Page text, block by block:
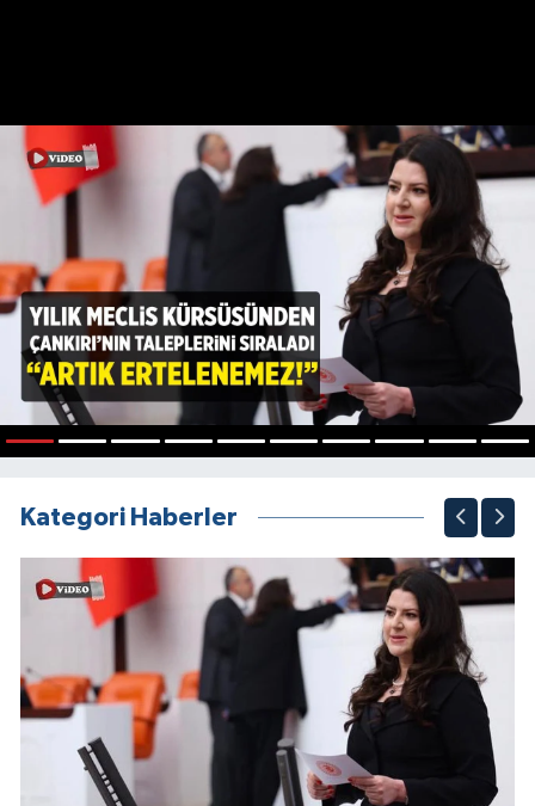
Kategori Haberler